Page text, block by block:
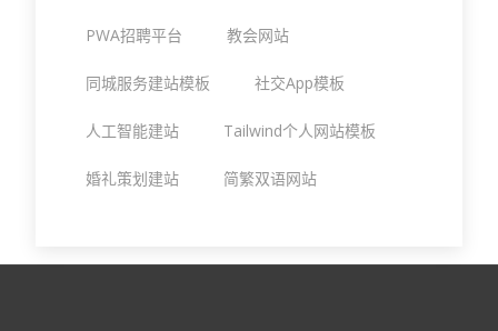
PWA招聘平台 教会网站
同城服务建站模板 社交App模板
人工智能建站 Tailwind个人网站模板
婚礼策划建站 简繁双语网站